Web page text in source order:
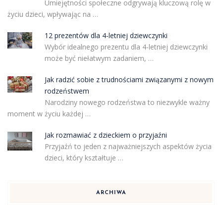
Umiejętności społeczne odgrywają kluczową rolę w
życiu dzieci, wpływając na …
12 prezentów dla 4-letniej dziewczynki
Wybór idealnego prezentu dla 4-letniej dziewczynki
może być niełatwym zadaniem, …
Jak radzić sobie z trudnościami związanymi z nowym
rodzeństwem
Narodziny nowego rodzeństwa to niezwykle ważny
moment w życiu każdej …
Jak rozmawiać z dzieckiem o przyjaźni
Przyjaźń to jeden z najważniejszych aspektów życia
dzieci, który kształtuje …
ARCHIWA